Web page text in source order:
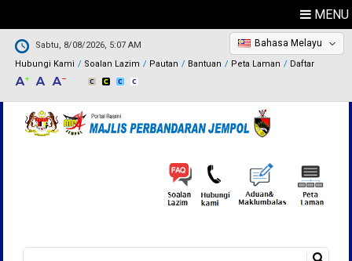
MENU
Sabtu, 8/08/2026, 5:07 AM
Hubungi Kami
Soalan Lazim Pautan Bantuan Peta Laman Daftar
Bahasa Melayu